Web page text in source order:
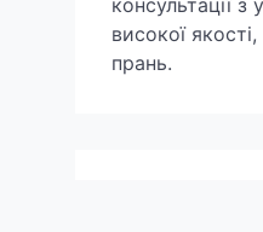
консультації
високої
прань.